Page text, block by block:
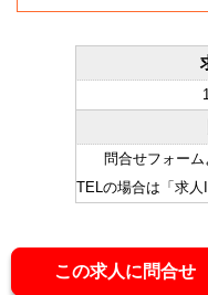
問合せフォーム
TELの場合は「求人
この求人に問合せ